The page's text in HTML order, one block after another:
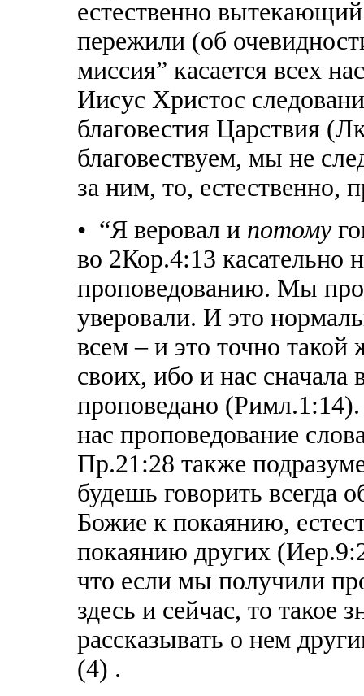
естественно
пережили (об
миссия” касается всех
Иисус Христос
благовестия Царствия
благовествуем, мы не
за ним, то, естественно,
• “Я веровал и потому
во 2Кор.4:13 касательно
проповедованию. Мы
уверовали. И это
всем – и это точно такой
своих, ибо и нас
проповедано
нас проповедование
Пр.21:28 также
будешь говорить всегда
Божие к покаянию,
покаянию других
что если мы получили
здесь и сейчас, то такое
рассказывать о нем
(4) .